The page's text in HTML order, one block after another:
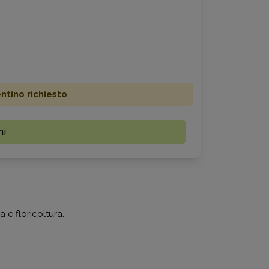
richiesto
e floricoltura.